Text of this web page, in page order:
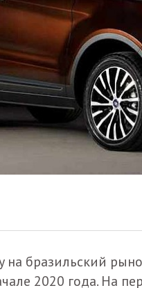
бразильский
2020 года. На